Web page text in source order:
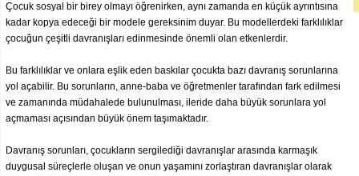
Çocuk sosyal bir birey olmayı öğrenirken, aynı zamanda en küçük ayrıntısına
kadar kopya edeceği bir modele gereksinim duyar. Bu modellerdeki farklılıklar
çocuğun çeşitli davranışları edinmesinde önemli olan etkenlerdir.
Bu farklılıklar ve onlara eşlik eden baskılar çocukta bazı davranış sorunlarına
yol açabilir. Bu sorunların, anne-baba ve öğretmenler tarafından fark edilmesi
ve zamanında müdahalede bulunulması, ileride daha büyük sorunlara yol
açmaması açısından büyük önem taşımaktadır.
Davranış sorunları, çocukların sergilediği davranışlar arasında karmaşık
duygusal süreçlerle oluşan ve onun yaşamını zorlaştıran davranışlar olarak